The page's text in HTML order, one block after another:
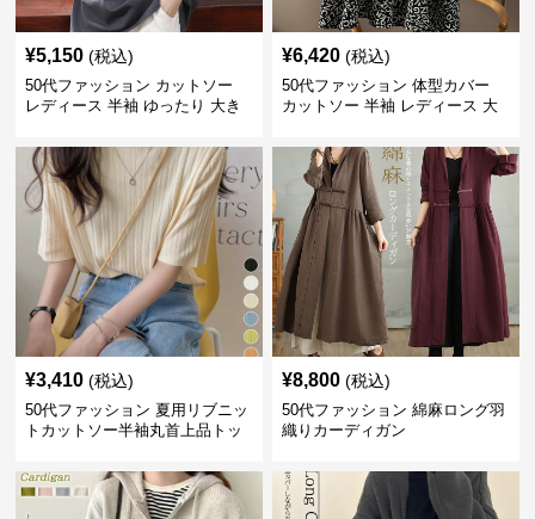
¥5,150 (税込)
50代ファッション カットソー
レディース 半袖 ゆったり 大き
¥6,420 (税込)
50代ファッション 体型カバー
カットソー 半袖 レディース 大
¥3,410 (税込)
50代ファッション 夏用リブニッ
トカットソー半袖丸首上品トッ
¥8,800 (税込)
50代ファッション 綿麻ロング羽
織りカーディガン